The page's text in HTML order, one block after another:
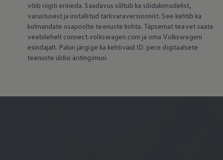
võib riigiti erineda. Saadavus sõltub ka sõidukimudelist,
varustusest ja installitud tarkvaraversioonist. See kehtib ka
kolmandate osapoolte teenuste kohta. Täpsemat teavet saate
veebilehelt connect.volkswagen.com ja oma Volkswageni
esindajalt. Palun järgige ka kehtivaid ID. pere digitaalsete
teenuste üldisi äritingimusi.